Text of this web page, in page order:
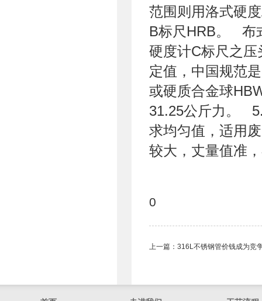
范围则用洛式硬
B标尺HRB。 布
硬度计C标尺之
定值，中国规范
或硬质合金球
31.25公斤力。
求均匀值，适用
较大，丈量值准
0
上一篇： 316L不锈钢管​价钱成为竞